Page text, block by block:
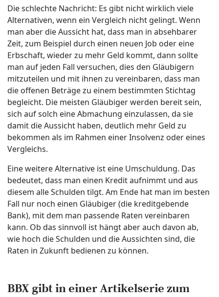
Die schlechte Nachricht: Es gibt nicht wirklich viele
Alternativen, wenn ein Vergleich nicht gelingt. Wenn
man aber die Aussicht hat, dass man in absehbarer
Zeit, zum Beispiel durch einen neuen Job oder eine
Erbschaft, wieder zu mehr Geld kommt, dann sollte
man auf jeden Fall versuchen, dies den Gläubigern
mitzuteilen und mit ihnen zu vereinbaren, dass man
die offenen Beträge zu einem bestimmten Stichtag
begleicht. Die meisten Gläubiger werden bereit sein,
sich auf solch eine Abmachung einzulassen, da sie
damit die Aussicht haben, deutlich mehr Geld zu
bekommen als im Rahmen einer Insolvenz oder eines
Vergleichs.
Eine weitere Alternative ist eine Umschuldung. Das
bedeutet, dass man einen Kredit aufnimmt und aus
diesem alle Schulden tilgt. Am Ende hat man im besten
Fall nur noch einen Gläubiger (die kreditgebende
Bank), mit dem man passende Raten vereinbaren
kann. Ob das sinnvoll ist hängt aber auch davon ab,
wie hoch die Schulden und die Aussichten sind, die
Raten in Zukunft bedienen zu können.
BBX gibt in einer Artikelserie zum